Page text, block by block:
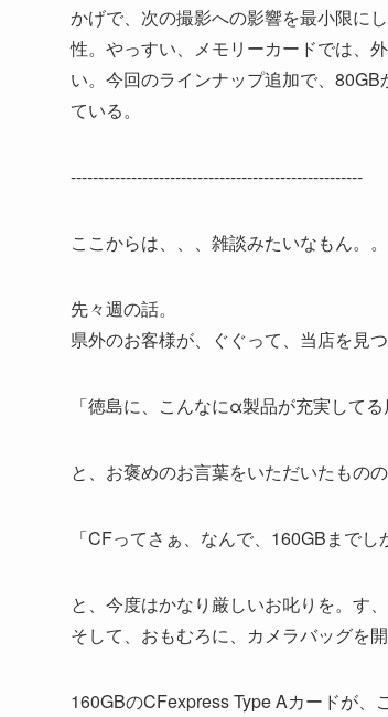
かげで、次の撮影への影響を最小限に
性。やっすい、メモリーカードでは、
い。今回のラインナップ追加で、
ている。
-----------------------------------------------------
ここからは、、、雑談みたいなもん。。
先々週の話。
県外のお客様が、ぐぐって、当店を見
「徳島に、こんなにα製品が充実してる
と、お褒めのお言葉をいただいたものの
「CFってさぁ、なんで、160GBまで
と、今度はかなり厳しいお叱りを。す
そして、おもむろに、カメラバッグを
160GBのCFexpress Type Aカードが